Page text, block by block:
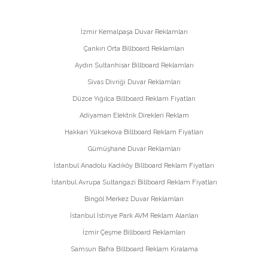
İzmir Kemalpaşa Duvar Reklamları
Çankırı Orta Billboard Reklamları
Aydın Sultanhisar Billboard Reklamları
Sivas Divriği Duvar Reklamları
Düzce Yığılca Billboard Reklam Fiyatları
Adiyaman Elektrik Direkleri Reklam
Hakkari Yüksekova Billboard Reklam Fiyatları
Gümüşhane Duvar Reklamları
İstanbul Anadolu Kadıköy Billboard Reklam Fiyatları
İstanbul Avrupa Sultangazi Billboard Reklam Fiyatları
Bingöl Merkez Duvar Reklamları
İstanbul İstinye Park AVM Reklam Alanları
İzmir Çeşme Billboard Reklamları
Samsun Bafra Billboard Reklam Kiralama